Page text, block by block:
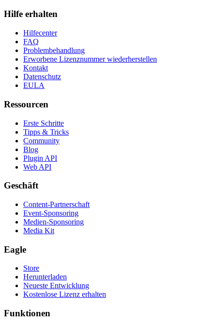
Hilfe erhalten
Hilfecenter
FAQ
Problembehandlung
Erworbene Lizenznummer wiederherstellen
Kontakt
Datenschutz
EULA
Ressourcen
Erste Schritte
Tipps & Tricks
Community
Blog
Plugin API
Web API
Geschäft
Content-Partnerschaft
Event-Sponsoring
Medien-Sponsoring
Media Kit
Eagle
Store
Herunterladen
Neueste Entwicklung
Kostenlose Lizenz erhalten
Funktionen